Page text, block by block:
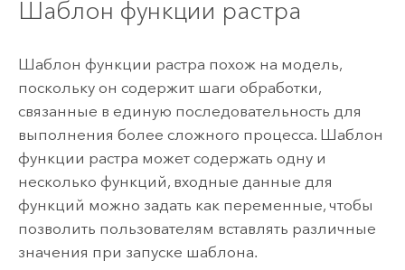
Шаблон функции растра
Шаблон функции растра похож на модель,
поскольку он содержит шаги обработки,
связанные в единую последовательность для
выполнения более сложного процесса. Шаблон
функции растра может содержать одну и
несколько функций, входные данные для
функций можно задать как переменные, чтобы
позволить пользователям вставлять различные
значения при запуске шаблона.